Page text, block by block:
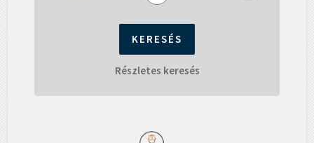
Részletes keresés